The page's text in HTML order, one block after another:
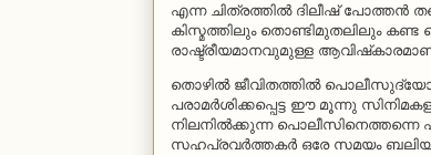
എന്ന ചിത്രത്തില്‍ ദിലീഷ് പോത്തന്‍
കിസ്മത്തിലും തൊണ്ടിമുതലിലും
രാഷ്ട്രീയമാനവുമുള്ള ആവിഷ്‌കാരമാണു
തൊഴില്‍ ജീവിതത്തില്‍
പരാമര്‍ശിക്കപ്പെട്ട ഈ മൂന്നു
നിലനില്‍ക്കുന്ന
സഹപ്രവര്‍ത്തകര്‍ ഒരേ സമയം